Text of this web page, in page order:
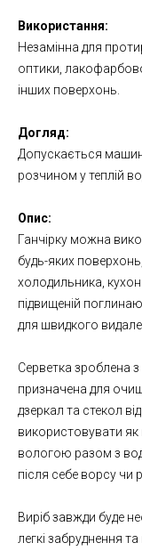
Використання:
Незамінна для
оптики,
інших поверхонь.
Догляд:
Допускається
розчином у теплій
Опис:
Ганчірку можна
будь-яких
холодильника,
підвищеній
для швидкого
Серветка зроблена з
призначена для
дзеркал та стекол
використовувати як
вологою разом з
після себе ворсу чи
Виріб завжди буде
легкі забруднення